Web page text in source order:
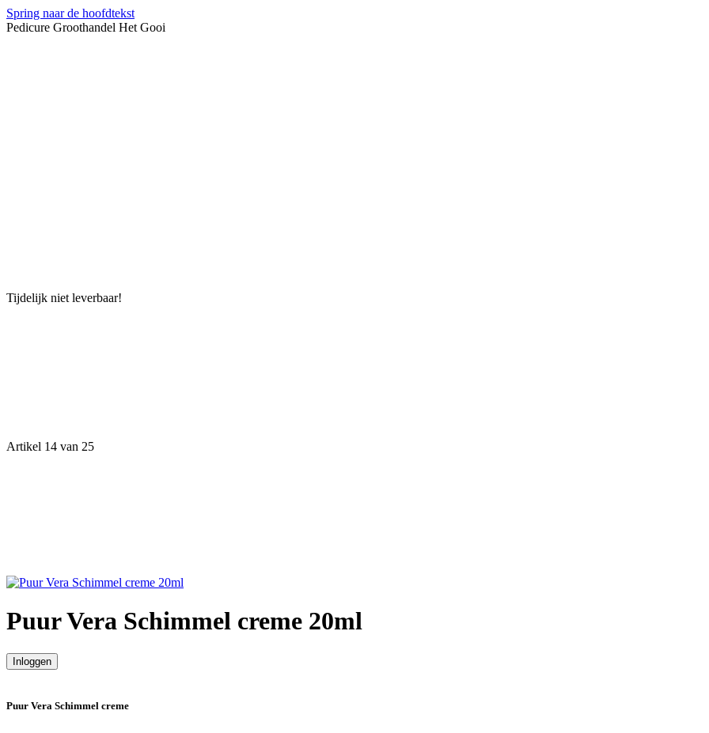
Spring naar de hoofdtekst
Pedicure Groothandel Het Gooi
Tijdelijk niet leverbaar!
Artikel 14 van 25
Puur Vera Schimmel creme 20ml
Inloggen
Puur Vera Schimmel creme